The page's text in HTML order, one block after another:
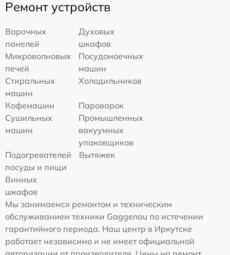
Ремонт устройств
Варочных
панелей
Духовых
шкафов
Микроволновых
печей
Посудомоечных
машин
Стиральных
машин
Холодильников
Кофемашин
Пароварок
Сушильных
машин
Промышленных
вакуумных
упаковщиков
Подогревателей
посуды и пищи
Вытяжек
Винных
шкафов
Мы занимаемся ремонтом и техническим
обслуживанием техники Gaggenau по истечении
гарантийного периода. Наш центр в Иркутске
работает независимо и не имеет официальной